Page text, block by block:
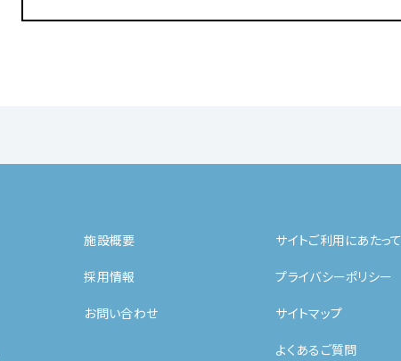
施設概要
採用情報
お問い合わせ
サイトご利用にあたって
プライバシーポリシー
サイトマップ
よくあるご質問